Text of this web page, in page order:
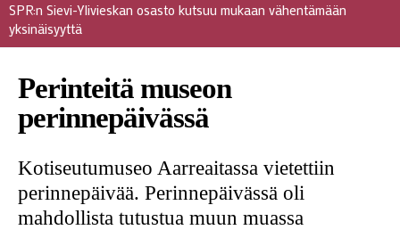
SPR:n Sievi-Ylivieskan osasto kutsuu mukaan vähentämään
yksinäisyyttä
Perinteitä museon
perinnepäivässä
Kotiseutumuseo Aarreaitassa vietettiin
perinnepäivää. Perinnepäivässä oli
mahdollista tutustua muun muassa